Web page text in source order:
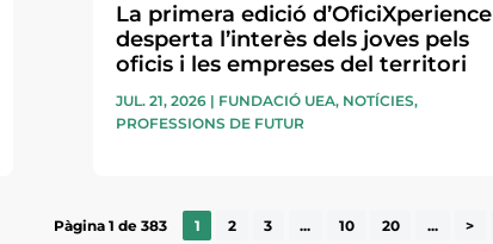
La primera edició d’OficiXperience
desperta l’interès dels joves pels
oficis i les empreses del territori
JUL. 21, 2026| FUNDACIÓ UEA, NOTÍCIES,
PROFESSIONS DE FUTUR
Pàgina 1 de 383 1 2 3 ... 10 20 ... >